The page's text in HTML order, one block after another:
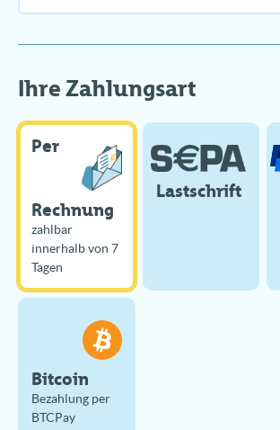
Ihre Zahlungsart
Per
Rechnung
zahlbar
innerhalb von 7
Tagen
Lastschrift
Bitcoin
Bezahlung per
BTCPay